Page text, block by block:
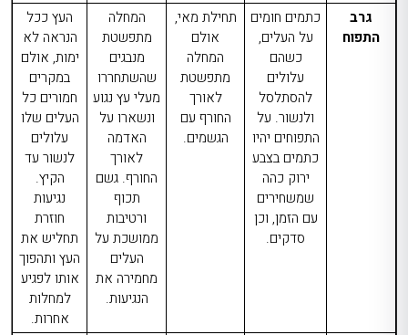
גרב
התפוח
כתמים חומים
על העלים,
כשהם
עלולים
להסתלסל
ולנשור. על
התפוחים יהיו
כתמים בצבע
ירוק כהה
שמשחירים
עם הזמן, וכן
סדקים.
תחילת מאי,
אולם
המחלה
מתפשטת
לאורך
החורף עם
הגשמים.
המחלה
מתפשטת
מנבגים
שהשתחררו
מעלי עץ נגוע
ונשארו על
האדמה
לאורך
החורף. גשם
תכוף
ורטיבות
ממושכת על
העלים
מחמירה את
הנגיעות.
העץ ככל
הנראה לא
ימות, אולם
במקרים
חמורים כל
העלים שלו
עלולים
לנשור עד
הקיץ.
נגיעות
חוזרת
תחליש את
העץ ותהפוך
אותו לפגיע
למחלות
אחרות.